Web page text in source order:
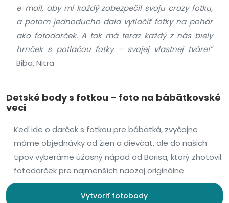
e-mail, aby mi každý zabezpečil svoju crazy fotku,
a potom jednoducho dala vytlačiť fotky na pohár
ako fotodarček. A tak má teraz každý z nás biely
hrnček s potlačou fotky – svojej vlastnej tváre!“
Biba, Nitra
Detské body s fotkou – foto na bábätkovské
veci
Keď ide o darček s fotkou pre bábätká, zvyčajne
máme objednávky od žien a dievčat, ale do našich
tipov vyberáme úžasný nápad od Borisa, ktorý zhotovil
fotodarček pre najmenších naozaj originálne.
Vytvoriť fotobody